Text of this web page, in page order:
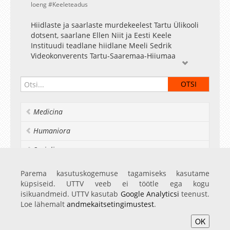
loeng
Keeleteadus
Hiidlaste ja saarlaste murdekeelest Tartu Ülikooli
dotsent, saarlane Ellen Niit ja Eesti Keele
Instituudi teadlane hiidlane Meeli Sedrik
Videokonverents Tartu-Saaremaa-Hiiumaa
Medicina
Humaniora
Socialia
Realia et naturalia
Ülikoolist veel
Parema kasutuskogemuse tagamiseks kasutame
küpsiseid. UTTV veeb ei töötle ega kogu
isikuandmeid. UTTV kasutab Google Analyticsi teenust.
Loe lähemalt andmekaitsetingimustest.
OK